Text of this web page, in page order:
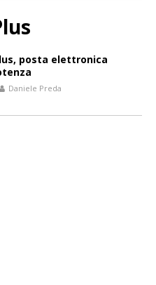
posta elettronica
Daniele Preda